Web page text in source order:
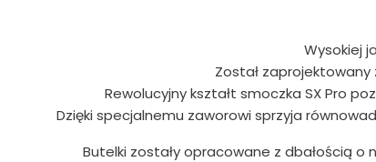
Wysokiej
Został
Rewolucyjny kształt smoczka SX Pro
Dzięki specjalnemu zaworowi sprzyja
Butelki zostały opracowane z dbałością